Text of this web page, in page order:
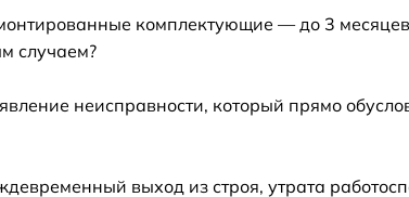
435 II/RU от
комплектующие — до 3
случаем?
неисправности, который прямо
выход из строя, утрата